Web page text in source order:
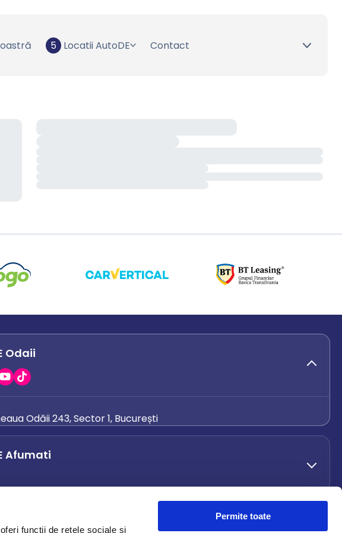
funcții de rețele sociale și
Permite toate
5 Locatii AutoDE Contact
Odaii
Odăii 243, Sector 1, București
444 194
Afumati